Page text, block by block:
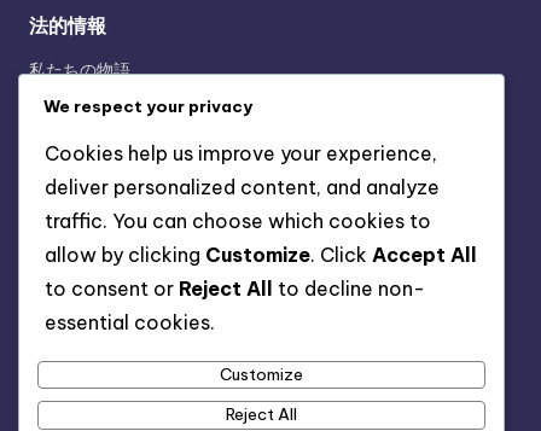
法的情報
私たちの物語
利用規約
お問い合わせ
カテゴリ
Xbox Game Pass Ultimate クレーム
フェスティバルプレイリスト報酬
フォルツァトンショップ報酬
We respect your privacy
Cookies help us improve your experience,
deliver personalized content, and analyze
traffic. You can choose which cookies to
allow by clicking Customize. Click Accept All
to consent or Reject All
to decline non-
essential cookies.
Customize
Reject All